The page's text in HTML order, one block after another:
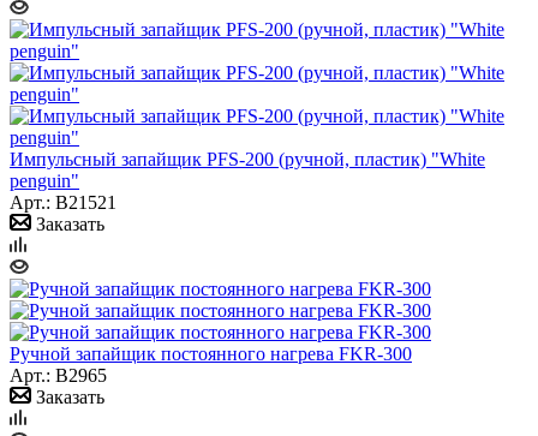
Импульсный запайщик PFS-200 (ручной, пластик) "White
penguin"
Арт.: B21521
Заказать
Ручной запайщик постоянного нагрева FKR-300
Арт.: B2965
Заказать